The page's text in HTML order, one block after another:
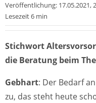
Veröffentlichung: 17.05.2021,
Lesezeit 6 min
Stichwort
die Beratung beim
Gebhart: Der Bedarf
zu, das steht heute